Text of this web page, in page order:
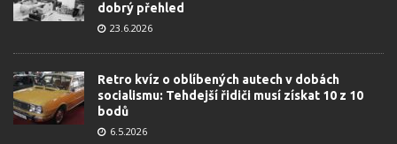
dobrý přehled
23.6.2026
Retro kvíz o oblíbených autech v dobách
socialismu: Tehdejší řidiči musí získat 10 z 10
bodů
6.5.2026